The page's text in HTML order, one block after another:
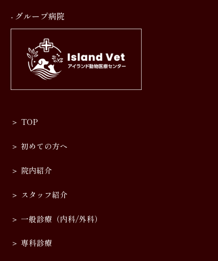
- グループ病院
TOP
初めての方へ
院内紹介
スタッフ紹介
一般診療（内科/外科）
専科診療